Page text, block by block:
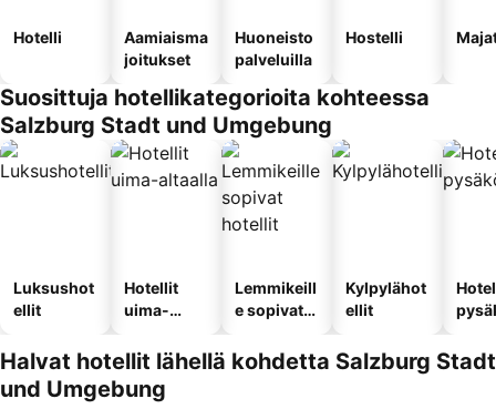
Hotelli
Aamiaisma
joitukset
Huoneisto
palveluilla
Hostelli
Suosittuja hotellikategorioita kohteessa
Salzburg Stadt und Umgebung
Luksushot
ellit
Hotellit
uima-
Lemmikeill
e sopivat
Kylpylähot
ellit
Halvat hotellit lähellä kohdetta Salzburg Stadt
und Umgebung